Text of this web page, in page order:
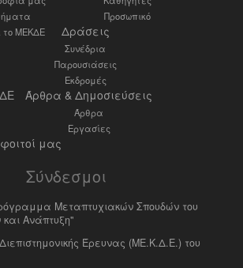
το ΜΕΚΔΕ
Προσωπικό
Δράσεις
Συνέδρια
Παρουσιάσεις
Εκδρομές
Άρθρα & Δημοσιεύσεις
Άρθρα
Εργασίες
μας
Σύνδεσμοι
Μεταπτυχιακών Σπουδών του
Ανάπτυξη"
Έρευνας (ΜΕ.Κ.Δ.Ε.) του